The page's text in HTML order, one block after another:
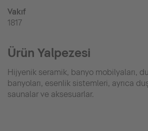
Vakıf
1817
Ürün Yalpezesi
Hijyenik seramik, banyo mobilyaları,
banyoları, esenlik sistemleri, ayrıca
saunalar ve aksesuarlar.